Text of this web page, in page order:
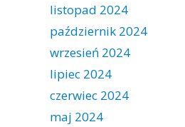
listopad 2024
październik 2024
wrzesień 2024
lipiec 2024
czerwiec 2024
maj 2024